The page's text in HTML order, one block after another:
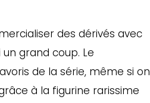
des dérivés avec
grand coup. Le
de la série, même si on
à la figurine rarissime